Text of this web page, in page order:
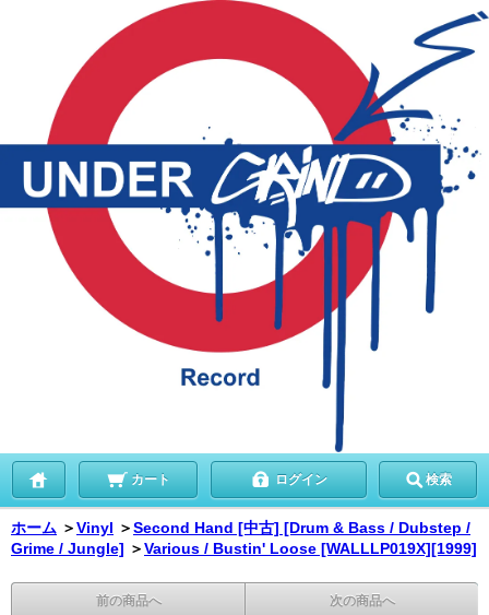
カート ログイン 検索
ホーム ＞Vinyl ＞Second Hand [中古] [Drum & Bass / Dubstep /
Grime / Jungle] ＞Various / Bustin' Loose [WALLLP019X][1999]
前の商品へ 次の商品へ